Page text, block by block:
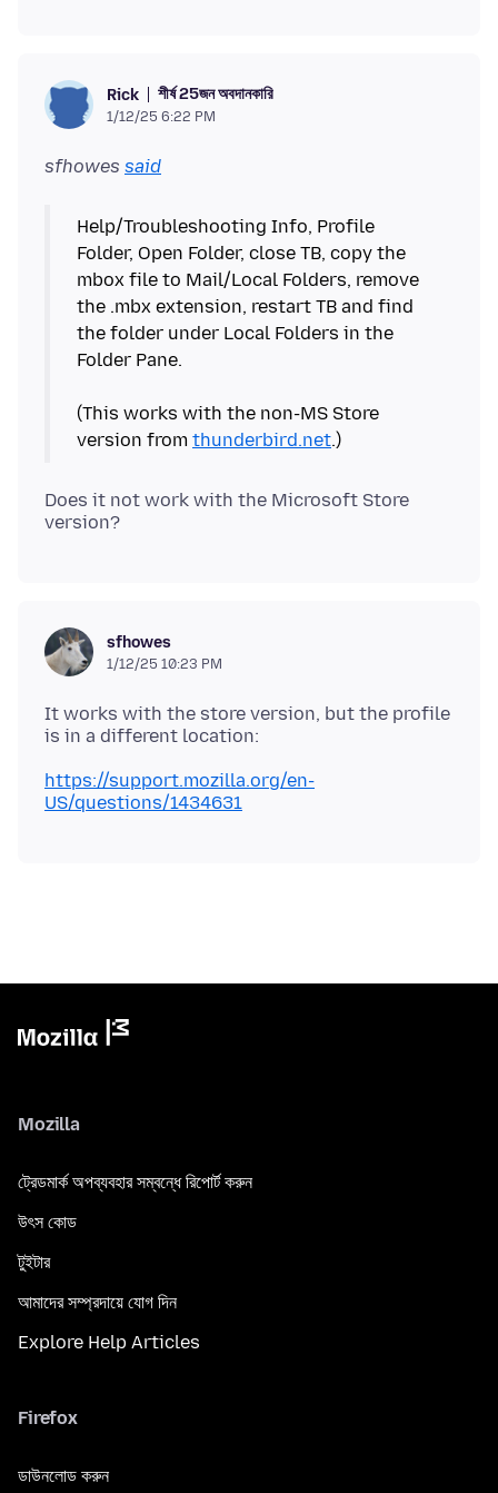
Rick শীর্ষ 25জন অবদানকারি
1/12/25 6:22 PM
sfhowes said
Help/Troubleshooting Info, Profile
Folder, Open Folder, close TB, copy the
mbox file to Mail/Local Folders, remove
the .mbx extension, restart TB and find
the folder under Local Folders in the
Folder Pane.
(This works with the non-MS Store
version from thunderbird.net
Does it not work with the Microsoft Store
sfhowes
1/12/25 10:23 PM
It works with the store version, but the profile
https://support.mozilla.org/en-
US/questions/1434631
Mozilla
ট্রেডমার্ক অপব্যবহার সম্বন্ধে রিপোর্ট করুন
উৎস কোড
টুইটার
আমাদের সম্প্রদায়ে যোগ দিন
Explore Help Articles
Firefox
ডাউনলোড করুন